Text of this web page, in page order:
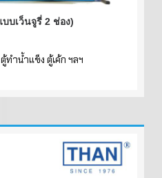
บเว็นจูรี่ 2 ช่อง)
ทำน้ำแข็ง ตู้เค้ก ฯลฯ